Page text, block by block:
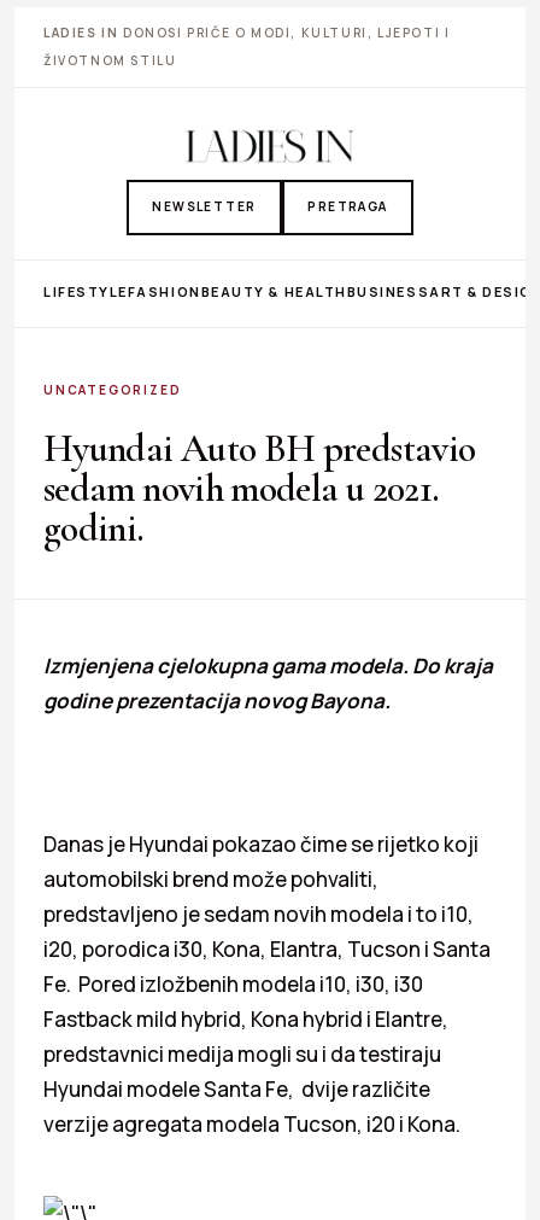
LADIES IN DONOSI PRIČE O MODI, KULTURI, LJEPOTI I
ŽIVOTNOM STILU
NEWSLETTER PRETRAGA
LIFESTYLEFASHIONBEAUTY & HEALTHBUSINESS ART &
UNCATEGORIZED
Hyundai Auto BH predstavio
sedam novih modela u 2021.
godini.
Izmjenjena cjelokupna gama modela. Do kraja
godine prezentacija novog Bayona.
Danas je Hyundai pokazao čime se rijetko koji
automobilski brend može pohvaliti,
predstavljeno je sedam novih modela i to i10,
i20, porodica i30, Kona, Elantra, Tucson i Santa
Fe. Pored izložbenih modela i10, i30, i30
Fastback mild hybrid, Kona hybrid i Elantre,
predstavnici medija mogli su i da testiraju
Hyundai modele Santa Fe, dvije različite
verzije agregata modela Tucson, i20 i Kona.